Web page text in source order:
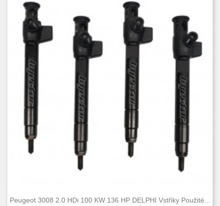
Peugeot 3008 2.0 HDi 100 KW 136 HP DELPHI Vstřiky Použité...